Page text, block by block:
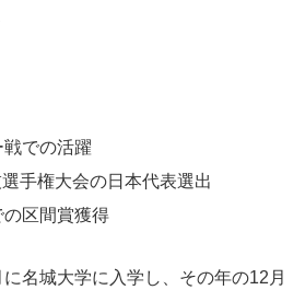
での活躍
手権大会の日本代表選出
区間賞獲得
名城大学に入学し、その年の12月